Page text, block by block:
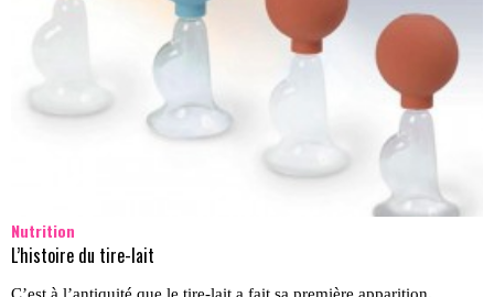
Nutrition
L’histoire du tire-lait